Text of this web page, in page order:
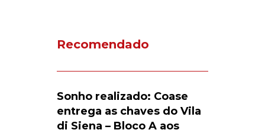
Recomendado
Sonho realizado: Coase
entrega as chaves do Vila
di Siena – Bloco A aos